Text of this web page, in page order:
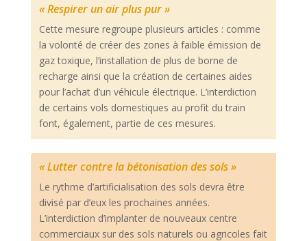
« Respirer un air plus pur »
Cette mesure regroupe plusieurs articles : comme
la volonté de créer des zones à faible émission de
gaz toxique, l’installation de plus de borne de
recharge ainsi que la création de certaines aides
pour l’achat d’un véhicule électrique. L’interdiction
de certains vols domestiques au profit du train
font, également, partie de ces mesures.
« Lutter contre la bétonisation des sols »
Le rythme d’artificialisation des sols devra être
divisé par d’eux les prochaines années.
L’interdiction d’implanter de nouveaux centre
commerciaux sur des sols naturels ou agricoles fait